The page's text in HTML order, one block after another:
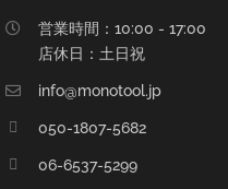
営業時間：10:00 - 17:00
店休日：土日祝
info@monotool.jp
050-1807-5682
06-6537-5299